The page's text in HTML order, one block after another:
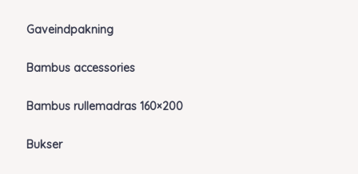
Gaveindpakning
Bambus accessories
Bambus rullemadras 160×200
Bukser